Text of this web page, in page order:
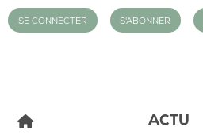
SE CONNECTER S'ABONNER
ACTU